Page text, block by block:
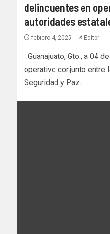
delincuentes en
autoridades
febrero 4, 2025 Editor
Guanajuato, Gto., a 04
operativo conjunto entre
Seguridad y Paz...